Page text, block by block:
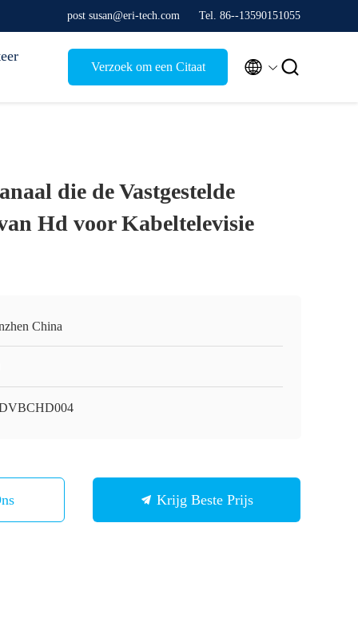
post susan@eri-tech.com Tel. 86--13590151055
Verzoek om een Citaat  
die de Vastgestelde
Hd voor Kabeltelevisie
China
Krijg Beste Prijs